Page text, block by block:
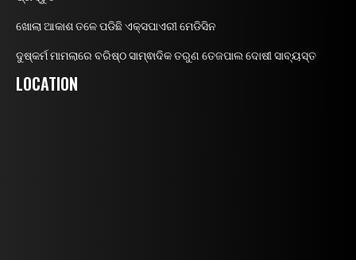
ଖୋଲା ଆକାଶ ତଳେ ପଡିଛି ଏକ୍ସପାଏରୀ ମେଡିସିନ
ଦୁଷ୍କର୍ମ ମାମଲାରେ ବରିଷ୍ଠ ସାମ୍ଵାଦିକ ତରୁଣ ତେଜପାଲ ଦୋଷୀ ସାବ୍ୟସ୍ତ
LOCATION